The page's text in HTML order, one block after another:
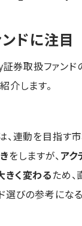
ドに注目
証券取扱ファンド
介します。
、連動を目指す
をしますが、アク
きく変わるため
選びの参考になる